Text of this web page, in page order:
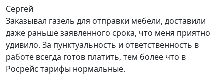
Сергей
Заказывал газель для отправки мебели, доставили
даже раньше заявленного срока, что меня приятно
удивило. За пунктуальность и ответственность в
работе всегда готов платить, тем более что в
Росрейс тарифы нормальные.